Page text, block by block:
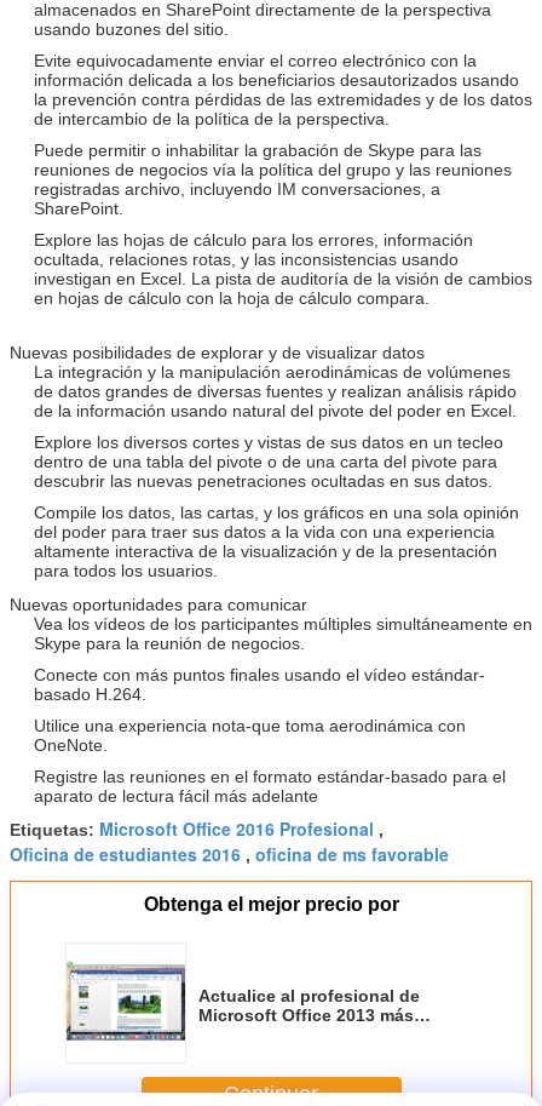
almacenados en SharePoint directamente de la perspectiva
usando buzones del sitio.
Evite equivocadamente enviar el correo electrónico con la
información delicada a los beneficiarios desautorizados usando
la prevención contra pérdidas de las extremidades y de los datos
de intercambio de la política de la perspectiva.
Puede permitir o inhabilitar la grabación de Skype para las
reuniones de negocios vía la política del grupo y las reuniones
registradas archivo, incluyendo IM conversaciones, a
SharePoint.
Explore las hojas de cálculo para los errores, información
ocultada, relaciones rotas, y las inconsistencias usando
investigan en Excel. La pista de auditoría de la visión de cambios
en hojas de cálculo con la hoja de cálculo compara.
Nuevas posibilidades de explorar y de visualizar datos
La integración y la manipulación aerodinámicas de volúmenes
de datos grandes de diversas fuentes y realizan análisis rápido
de la información usando natural del pivote del poder en Excel.
Explore los diversos cortes y vistas de sus datos en un tecleo
dentro de una tabla del pivote o de una carta del pivote para
descubrir las nuevas penetraciones ocultadas en sus datos.
Compile los datos, las cartas, y los gráficos en una sola opinión
del poder para traer sus datos a la vida con una experiencia
altamente interactiva de la visualización y de la presentación
para todos los usuarios.
Nuevas oportunidades para comunicar
Vea los vídeos de los participantes múltiples simultáneamente en
Skype para la reunión de negocios.
Conecte con más puntos finales usando el vídeo estándar-
basado H.264.
Utilice una experiencia nota-que toma aerodinámica con
OneNote.
Registre las reuniones en el formato estándar-basado para el
aparato de lectura fácil más adelante
Etiquetas: Microsoft Office 2016 Profesional ,
Oficina de estudiantes 2016 , oficina de ms favorable
Obtenga el mejor precio por
Actualice al profesional de
Microsoft Office 2013 más
Continuar